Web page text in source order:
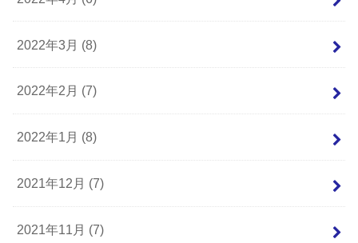
2022年3月 (8)
2022年2月 (7)
2022年1月 (8)
2021年12月 (7)
2021年11月 (7)